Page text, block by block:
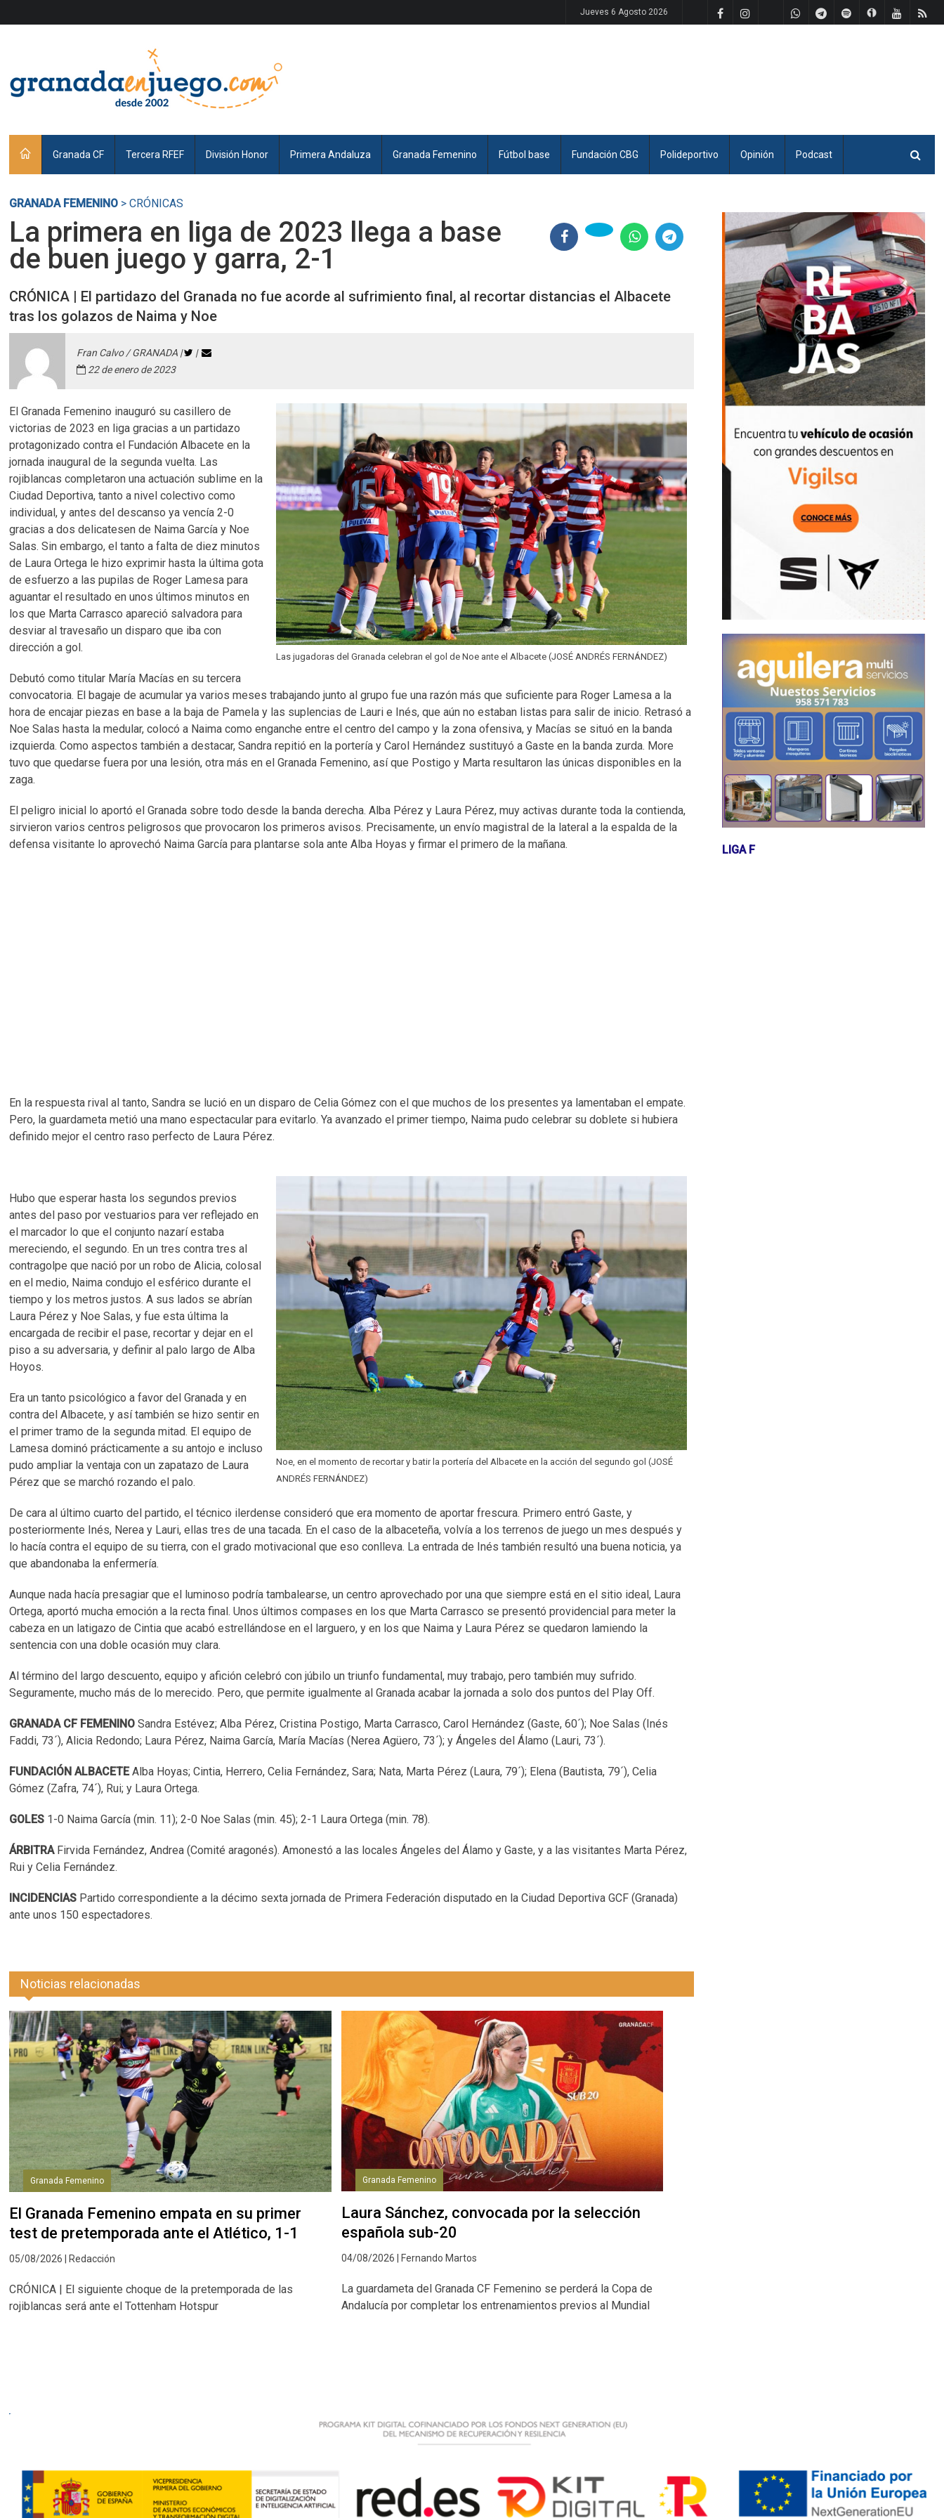
Jueves 6 Agosto 2026
Granada CF Tercera RFEF División Honor Primera Andaluza Granada Femenino Fútbol base Fundación CBG Polideportivo Opinión Podcast
GRANADA FEMENINO > CRÓNICAS
La primera en liga de 2023 llega a base
de buen juego y garra, 2-1
CRÓNICA | El partidazo del Granada no fue acorde al sufrimiento final, al recortar distancias el Albacete
tras los golazos de Naima y Noe
Fran Calvo / GRANADA |
|
22 de enero de 2023
Las jugadoras del Granada celebran el gol de Noe ante el Albacete (JOSÉ ANDRÉS FERNÁNDEZ)
El Granada Femenino inauguró su casillero de
victorias de 2023 en liga gracias a un partidazo
protagonizado contra el Fundación Albacete en la
jornada inaugural de la segunda vuelta. Las
rojiblancas completaron una actuación sublime en la
Ciudad Deportiva, tanto a nivel colectivo como
individual, y antes del descanso ya vencía 2-0
gracias a dos delicatesen de Naima García y Noe
Salas. Sin embargo, el tanto a falta de diez minutos
de Laura Ortega le hizo exprimir hasta la última gota
de esfuerzo a las pupilas de Roger Lamesa para
aguantar el resultado en unos últimos minutos en
los que Marta Carrasco apareció salvadora para
desviar al travesaño un disparo que iba con
dirección a gol.
Debutó como titular María Macías en su tercera
convocatoria. El bagaje de acumular ya varios meses trabajando junto al grupo fue una razón más que suficiente para Roger Lamesa a la
hora de encajar piezas en base a la baja de Pamela y las suplencias de Lauri e Inés, que aún no estaban listas para salir de inicio. Retrasó a
Noe Salas hasta la medular, colocó a Naima como enganche entre el centro del campo y la zona ofensiva, y Macías se situó en la banda
izquierda. Como aspectos también a destacar, Sandra repitió en la portería y Carol Hernández sustituyó a Gaste en la banda zurda. More
tuvo que quedarse fuera por una lesión, otra más en el Granada Femenino, así que Postigo y Marta resultaron las únicas disponibles en la
zaga.
El peligro inicial lo aportó el Granada sobre todo desde la banda derecha. Alba Pérez y Laura Pérez, muy activas durante toda la contienda,
sirvieron varios centros peligrosos que provocaron los primeros avisos. Precisamente, un envío magistral de la lateral a la espalda de la
defensa visitante lo aprovechó Naima García para plantarse sola ante Alba Hoyas y firmar el primero de la mañana.
En la respuesta rival al tanto, Sandra se lució en un disparo de Celia Gómez con el que muchos de los presentes ya lamentaban el empate.
Pero, la guardameta metió una mano espectacular para evitarlo. Ya avanzado el primer tiempo, Naima pudo celebrar su doblete si hubiera
definido mejor el centro raso perfecto de Laura Pérez.
Noe, en el momento de recortar y batir la portería del Albacete en la acción del segundo gol (JOSÉ
ANDRÉS FERNÁNDEZ)
Hubo que esperar hasta los segundos previos
antes del paso por vestuarios para ver reflejado en
el marcador lo que el conjunto nazarí estaba
mereciendo, el segundo. En un tres contra tres al
contragolpe que nació por un robo de Alicia, colosal
en el medio, Naima condujo el esférico durante el
tiempo y los metros justos. A sus lados se abrían
Laura Pérez y Noe Salas, y fue esta última la
encargada de recibir el pase, recortar y dejar en el
piso a su adversaria, y definir al palo largo de Alba
Hoyos.
Era un tanto psicológico a favor del Granada y en
contra del Albacete, y así también se hizo sentir en
el primer tramo de la segunda mitad. El equipo de
Lamesa dominó prácticamente a su antojo e incluso
pudo ampliar la ventaja con un zapatazo de Laura
Pérez que se marchó rozando el palo.
De cara al último cuarto del partido, el técnico ilerdense consideró que era momento de aportar frescura. Primero entró Gaste, y
posteriormente Inés, Nerea y Lauri, ellas tres de una tacada. En el caso de la albaceteña, volvía a los terrenos de juego un mes después y
lo hacía contra el equipo de su tierra, con el grado motivacional que eso conlleva. La entrada de Inés también resultó una buena noticia, ya
que abandonaba la enfermería.
Aunque nada hacía presagiar que el luminoso podría tambalearse, un centro aprovechado por una que siempre está en el sitio ideal, Laura
Ortega, aportó mucha emoción a la recta final. Unos últimos compases en los que Marta Carrasco se presentó providencial para meter la
cabeza en un latigazo de Cintia que acabó estrellándose en el larguero, y en los que Naima y Laura Pérez se quedaron lamiendo la
sentencia con una doble ocasión muy clara.
Al término del largo descuento, equipo y afición celebró con júbilo un triunfo fundamental, muy trabajo, pero también muy sufrido.
Seguramente, mucho más de lo merecido. Pero, que permite igualmente al Granada acabar la jornada a solo dos puntos del Play Off.
GRANADA CF FEMENINOSandra Estévez; Alba Pérez, Cristina Postigo, Marta Carrasco, Carol Hernández (Gaste, 60´); Noe Salas (Inés
Faddi, 73´), Alicia Redondo; Laura Pérez, Naima García, María Macías (Nerea Agüero, 73´); y Ángeles del Álamo (Lauri, 73´).
FUNDACIÓN ALBACETEAlba Hoyas; Cintia, Herrero, Celia Fernández, Sara; Nata, Marta Pérez (Laura, 79´); Elena (Bautista, 79´), Celia
Gómez (Zafra, 74´), Rui; y Laura Ortega.
GOLES 1-0 Naima García (min. 11); 2-0 Noe Salas (min. 45); 2-1 Laura Ortega (min. 78).
ÁRBITRA Firvida Fernández, Andrea (Comité aragonés). Amonestó a las locales Ángeles del Álamo y Gaste, y a las visitantes Marta Pérez,
Rui y Celia Fernández.
INCIDENCIAS Partido correspondiente a la décimo sexta jornada de Primera Federación disputado en la Ciudad Deportiva GCF (Granada)
ante unos 150 espectadores.
Noticias relacionadas
Granada Femenino
El Granada Femenino empata en su primer
test de pretemporada ante el Atlético, 1-1
05/08/2026 | Redacción
CRÓNICA | El siguiente choque de la pretemporada de las
rojiblancas será ante el Tottenham Hotspur
Granada Femenino
Laura Sánchez, convocada por la selección
española sub-20
04/08/2026 | Fernando Martos
La guardameta del Granada CF Femenino se perderá la Copa de
Andalucía por completar los entrenamientos previos al Mundial
LIGA F